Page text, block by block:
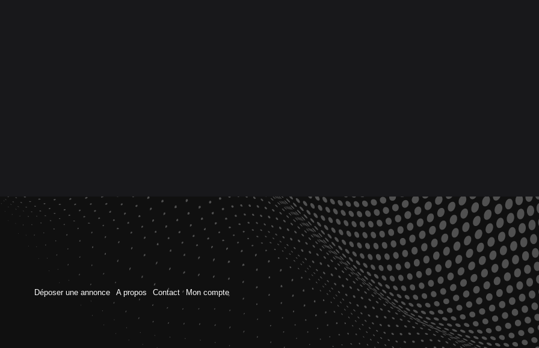
Déposer une annonce A propos Contact Mon compte